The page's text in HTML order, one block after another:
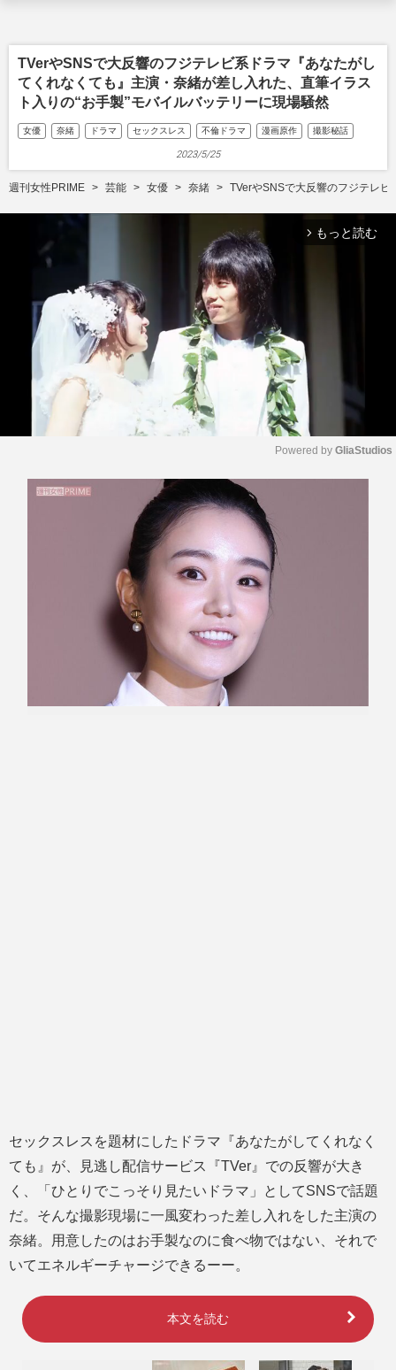
TVerやSNSで大反響のフジテレビ系ドラマ『あなたがし
てくれなくても』主演・奈緒が差し入れた、直筆イラス
ト入りの“お手製”モバイルバッテリーに現場騒然
女優 奈緒 ドラマ セックスレス 不倫ドラマ 漫画原作 撮影秘話
2023/5/25
週刊女性PRIME 芸能 女優 奈緒 TVerやSNSで大反響のフジテレビ
arrow_forward_ios もっと読む
Powered by GliaStudios
セックスレスを題材にしたドラマ『あなたがしてくれなく
ても』が、見逃し配信サービス『TVer』での反響が大き
く、「ひとりでこっそり見たいドラマ」としてSNSで話題
だ。そんな撮影現場に一風変わった差し入れをした主演の
奈緒。用意したのはお手製なのに食べ物ではない、それで
いてエネルギーチャージできるーー。
本文を読む